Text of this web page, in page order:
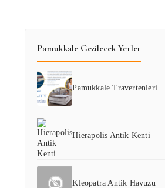
Pamukkale Gezilecek Yerler
Pamukkale Travertenleri
Hierapolis Antik Kenti
Kleopatra Antik Havuzu